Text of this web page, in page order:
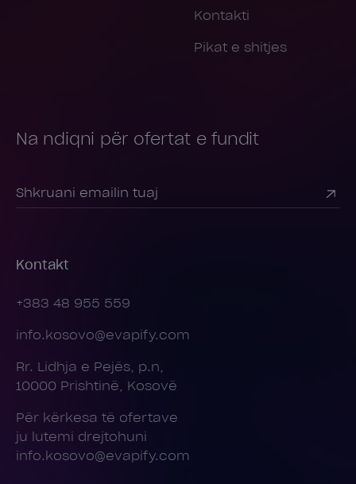
Kontakti
Pikat e shitjes
Na ndiqni për ofertat e fundit
Kontakt
+383 48 955 559
info.kosovo@evapify.com
Rr. Lidhja e Pejës, p.n,
10000 Prishtinë, Kosovë
Për kërkesa të ofertave
ju lutemi drejtohuni
info.kosovo@evapify.com